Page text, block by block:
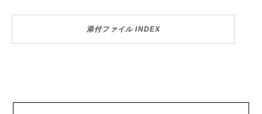
添付ファイル INDEX